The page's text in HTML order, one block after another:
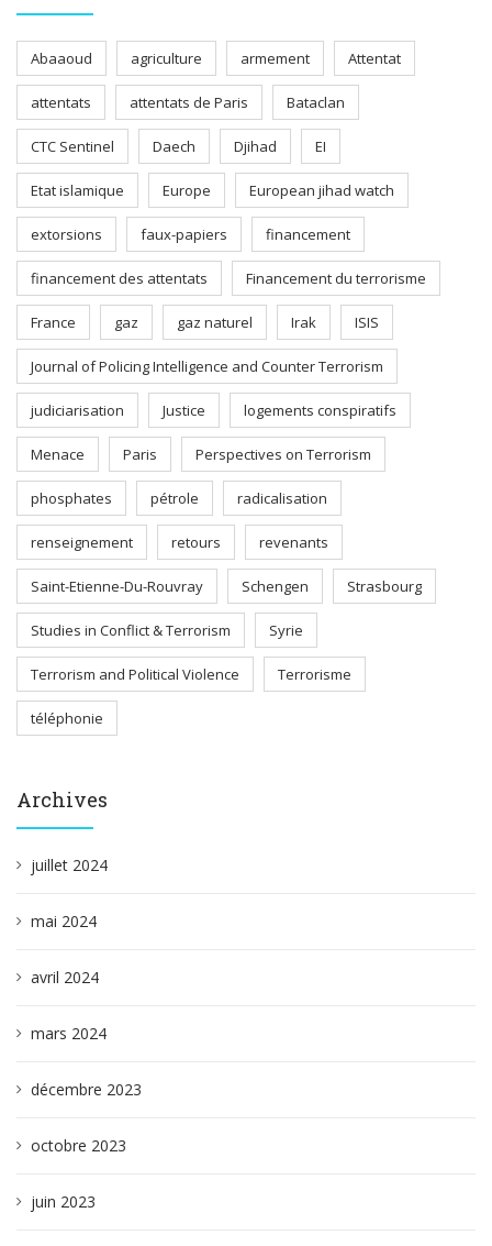
Abaaoud agriculture armement Attentat
attentats attentats de Paris Bataclan
CTC Sentinel Daech Djihad EI
Etat islamique Europe European jihad watch
extorsions faux-papiers financement
financement des attentats Financement du terrorisme
France gaz gaz naturel Irak ISIS
Journal of Policing Intelligence and Counter Terrorism
judiciarisation Justice logements conspiratifs
Menace Paris Perspectives on Terrorism
phosphates pétrole radicalisation
renseignement retours revenants
Saint-Etienne-Du-Rouvray Schengen Strasbourg
Studies in Conflict & Terrorism Syrie
Terrorism and Political Violence Terrorisme
téléphonie
Archives
juillet 2024
mai 2024
avril 2024
mars 2024
décembre 2023
octobre 2023
juin 2023